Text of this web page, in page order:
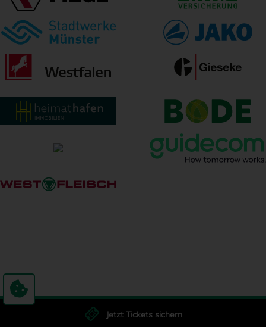
Jetzt Tickets sichern